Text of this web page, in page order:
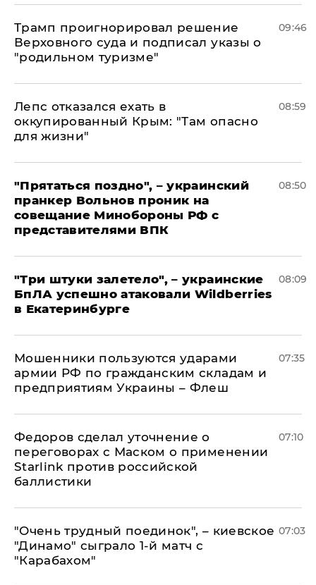
Трамп проигнорировал решение
Верховного суда и подписал указы о
"родильном туризме"
09:46
Лепс отказался ехать в
оккупированный Крым: "Там опасно
для жизни"
08:59
"Прятаться поздно", – украинский
пранкер Вольнов проник на
совещание Минобороны РФ с
представителями ВПК
08:50
"Три штуки залетело", – украинские
БпЛА успешно атаковали Wildberries
в Екатеринбурге
08:09
Мошенники пользуются ударами
армии РФ по гражданским складам и
предприятиям Украины – Флеш
07:35
Федоров сделал уточнение о
переговорах с Маском о применении
Starlink против российской
баллистики
07:10
"Очень трудный поединок", – киевское
"Динамо" сыграло 1-й матч с
"Карабахом"
07:03